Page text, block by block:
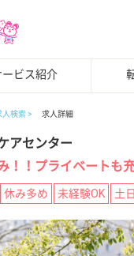
ービス紹介
人検索 求人詳細
アセンター
！！プライベートも
休み多め 未経験OK 土